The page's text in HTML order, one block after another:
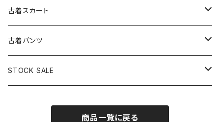
古着ベアトップワンピース
古着オールインワン
古着オーバーオール
古着パーカー
古着長袖プルオーバー
古着半袖プルオーバー
古着Ｔシャツ
古着長袖Ｔシャツ
古着半袖Ｔシャツ
古着ベスト
古着キャミソール
古着カーディガン
古着半袖ニット
古着ニットアウター
古着ライトジャケット
古着ライトコート
古着ヘビージャケット
古着スカート
古着ロング丈スカート (丈76cm-)
古着膝丈スカート (丈56-75cm)
古着パンツ
古着ロング丈パンツ
STOCK SALE
商品一覧に戻る